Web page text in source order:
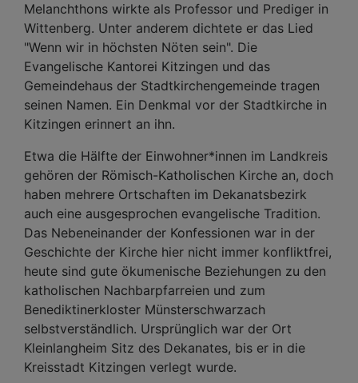
Melanchthons wirkte als Professor und Prediger in
Wittenberg. Unter anderem dichtete er das Lied
"Wenn wir in höchsten Nöten sein". Die
Evangelische Kantorei Kitzingen und das
Gemeindehaus der Stadtkirchengemeinde tragen
seinen Namen. Ein Denkmal vor der Stadtkirche in
Kitzingen erinnert an ihn.
Etwa die Hälfte der Einwohner*innen im Landkreis
gehören der Römisch-Katholischen Kirche an, doch
haben mehrere Ortschaften im Dekanatsbezirk
auch eine ausgesprochen evangelische Tradition.
Das Nebeneinander der Konfessionen war in der
Geschichte der Kirche hier nicht immer konfliktfrei,
heute sind gute ökumenische Beziehungen zu den
katholischen Nachbarpfarreien und zum
Benediktinerkloster Münsterschwarzach
selbstverständlich. Ursprünglich war der Ort
Kleinlangheim Sitz des Dekanates, bis er in die
Kreisstadt Kitzingen verlegt wurde.